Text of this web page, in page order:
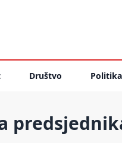
Društvo Politika